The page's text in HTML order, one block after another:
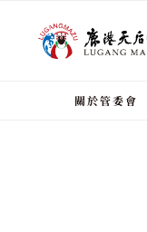
關於管委會